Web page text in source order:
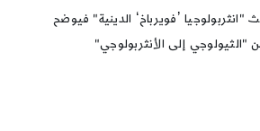
يتناول هذا البحث "انثربولوجيا ʼفويرباخʻ الدينية" فيوضح
"الثيولوجي إلى الأنثربولوجي"